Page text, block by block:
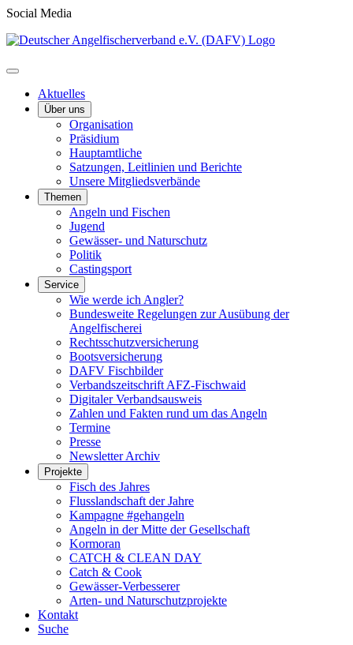
Social Media
Aktuelles
Über uns
Organisation
Präsidium
Hauptamtliche
Satzungen, Leitlinien und Berichte
Unsere Mitgliedsverbände
Themen
Angeln und Fischen
Jugend
Gewässer- und Naturschutz
Politik
Castingsport
Service
Wie werde ich Angler?
Bundesweite Regelungen zur Ausübung der
Angelfischerei
Rechtsschutzversicherung
Bootsversicherung
DAFV Fischbilder
Verbandszeitschrift AFZ-Fischwaid
Digitaler Verbandsausweis
Zahlen und Fakten rund um das Angeln
Termine
Presse
Newsletter Archiv
Projekte
Fisch des Jahres
Flusslandschaft der Jahre
Kampagne #gehangeln
Angeln in der Mitte der Gesellschaft
Kormoran
CATCH & CLEAN DAY
Catch & Cook
Gewässer-Verbesserer
Arten- und Naturschutzprojekte
Kontakt
Suche